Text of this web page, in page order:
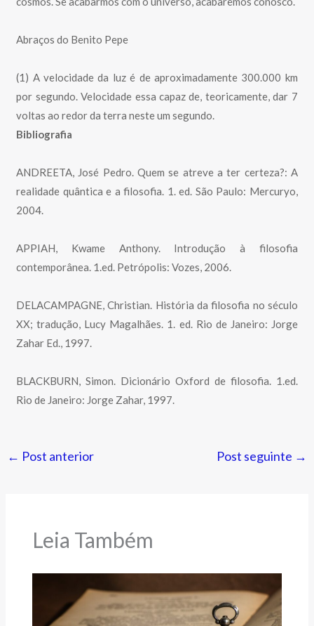
Abraços do Benito Pepe
(1) A velocidade da luz é de aproximadamente 300.000 km
por segundo. Velocidade essa capaz de, teoricamente, dar 7
voltas ao redor da terra neste um segundo.
Bibliografia
ANDREETA, José Pedro. Quem se atreve a ter certeza?: A
realidade quântica e a filosofia. 1. ed. São Paulo: Mercuryo,
2004.
APPIAH, Kwame Anthony. Introdução à filosofia
contemporânea. 1.ed. Petrópolis: Vozes, 2006.
DELACAMPAGNE, Christian. História da filosofia no século
XX; tradução, Lucy Magalhães. 1. ed. Rio de Janeiro: Jorge
Zahar Ed., 1997.
BLACKBURN, Simon. Dicionário Oxford de filosofia. 1.ed.
Rio de Janeiro: Jorge Zahar, 1997.
← Post anterior Post seguinte →
Leia Também